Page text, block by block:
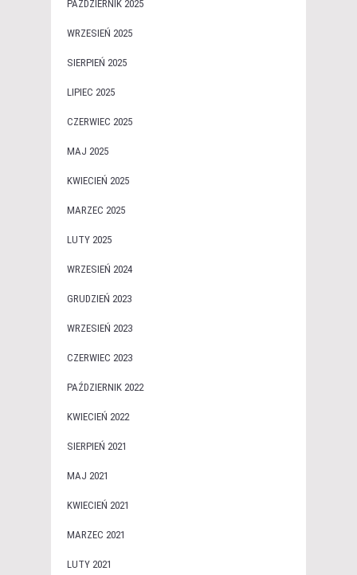
PAŹDZIERNIK 2025
WRZESIEŃ 2025
SIERPIEŃ 2025
LIPIEC 2025
CZERWIEC 2025
MAJ 2025
KWIECIEŃ 2025
MARZEC 2025
LUTY 2025
WRZESIEŃ 2024
GRUDZIEŃ 2023
WRZESIEŃ 2023
CZERWIEC 2023
PAŹDZIERNIK 2022
KWIECIEŃ 2022
SIERPIEŃ 2021
MAJ 2021
KWIECIEŃ 2021
MARZEC 2021
LUTY 2021